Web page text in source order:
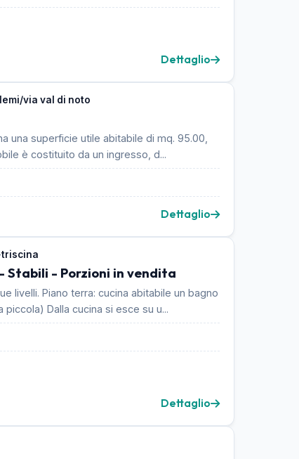
Dettaglio
via val di noto
una superficie utile abitabile di mq. 95.00,
è costituito da un ingresso, d...
Dettaglio
triscina
Stabili - Porzioni in vendita
livelli. Piano terra: cucina abitabile un bagno
e due camere (una grande ed una piccola) Dalla cucina si esce su u...
Dettaglio